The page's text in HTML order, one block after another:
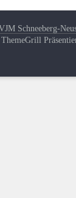
Schneeberg-